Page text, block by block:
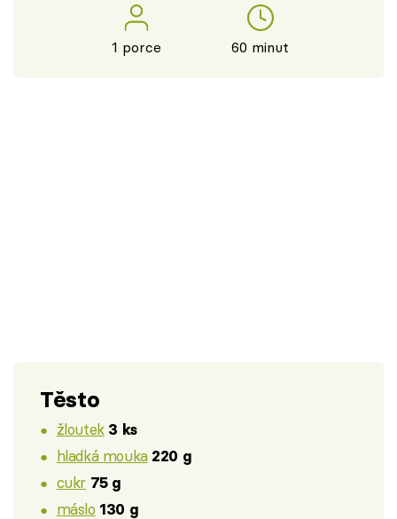
1 porce 60 minut
Těsto
žloutek 3 ks
hladká mouka 220 g
cukr 75 g
máslo 130 g